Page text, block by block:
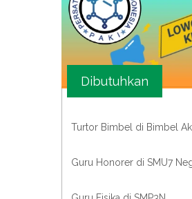
Dibutuhkan
Turtor Bimbel di Bimbel
Guru Honorer di SMU7